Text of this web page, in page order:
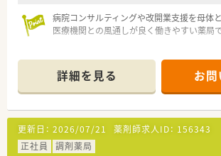
病院コンサルティングや改開業支援を母体
医療機関との風通しが良く働きやすい薬局で
東証プライム上場企業という安心できる環境
薬局研修・ブロック研修・社内学術大会など
任意で参加できる研修も多数あり、
意欲のある方はどんどん知識を深めていた
中途入社の方にも本社で入社時研修がありま
未経験の方も一から学ぶことが可能です。
詳細を見る お
更新日： 2026/07/21 薬剤師求人ID： 156343
正社員
調剤薬局